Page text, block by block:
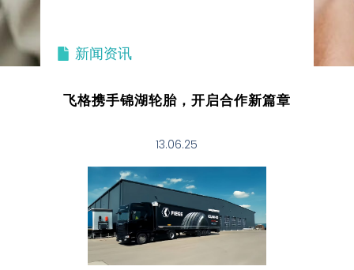
新闻资讯
飞格携手锦湖轮胎，开启合作新篇章
13.06.25